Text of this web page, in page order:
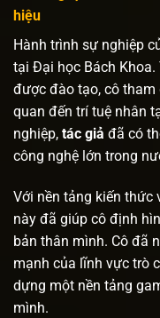
hiệu
Hành trình sự nghiệp
tại Đại học Bách
được đào tạo, cô tham
quan đến trí tuệ nhân
nghiệp, tác giả đã có
công nghệ lớn trong
Với nền tảng kiến thức
này đã giúp cô định
bản thân mình. Cô đã
mạnh của lĩnh vực trò
dựng một nền tảng
mình.